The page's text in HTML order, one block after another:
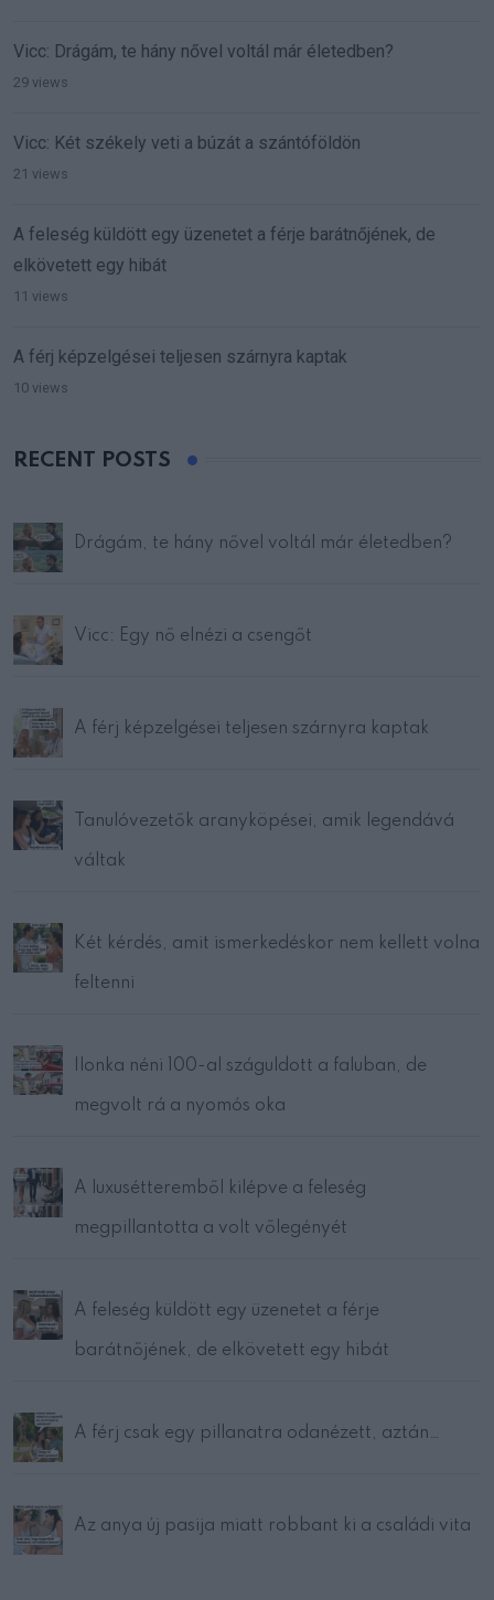
Vicc: Drágám, te hány nővel voltál már életedben?
29 views
Vicc: Két székely veti a búzát a szántóföldön
21 views
A feleség küldött egy üzenetet a férje barátnőjének, de
elkövetett egy hibát
11 views
A férj képzelgései teljesen szárnyra kaptak
10 views
RECENT POSTS
Drágám, te hány nővel voltál már életedben?
Vicc: Egy nő elnézi a csengőt
A férj képzelgései teljesen szárnyra kaptak
Tanulóvezetők aranyköpései, amik legendává
váltak
Két kérdés, amit ismerkedéskor nem kellett volna
feltenni
Ilonka néni 100-al száguldott a faluban, de
megvolt rá a nyomós oka
A luxusétteremből kilépve a feleség
megpillantotta a volt vőlegényét
A feleség küldött egy üzenetet a férje
barátnőjének, de elkövetett egy hibát
A férj csak egy pillanatra odanézett, aztán…
Az anya új pasija miatt robbant ki a családi vita